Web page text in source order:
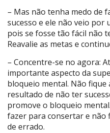
– Mas não tenha medo de
sucesso e ele não veio por
pois se fosse tão fácil não
Reavalie as metas e
– Concentre-se no agora:
importante aspecto da
bloqueio mental. Não
resultado de não ter
promove o bloqueio
fazer para consertar e não
de errado.